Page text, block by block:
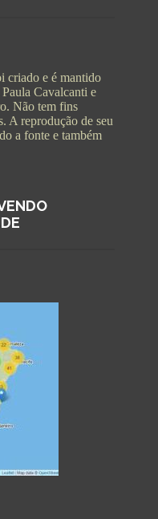
criado e é mantido
Cavalcanti e
Não tem fins
A reprodução de seu
a fonte e também